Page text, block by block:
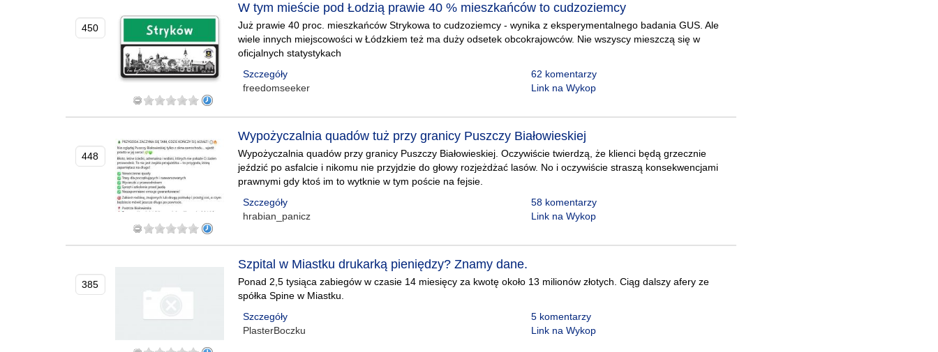
450
W tym mieście pod Łodzią prawie 40 % mieszkańców to cudzoziemcy
Już prawie 40 proc. mieszkańców Strykowa to cudzoziemcy - wynika z eksperymentalnego badania GUS. Ale
wiele innych miejscowości w Łódzkiem też ma duży odsetek obcokrajowców. Nie wszyscy mieszczą się w
oficjalnych statystykach
Szczegóły
freedomseeker
62 komentarzy
Link na Wykop
448
Wypożyczalnia quadów tuż przy granicy Puszczy Białowieskiej
Wypożyczalnia quadów przy granicy Puszczy Białowieskiej. Oczywiście twierdzą, że klienci będą grzecznie
jeździć po asfalcie i nikomu nie przyjdzie do głowy rozjeżdżać lasów. No i oczywiście straszą konsekwencjami
prawnymi gdy ktoś im to wytknie w tym poście na fejsie.
Szczegóły
hrabian_panicz
58 komentarzy
Link na Wykop
385
Szpital w Miastku drukarką pieniędzy? Znamy dane.
Ponad 2,5 tysiąca zabiegów w czasie 14 miesięcy za kwotę około 13 milionów złotych. Ciąg dalszy afery ze
spółka Spine w Miastku.
Szczegóły
PlasterBoczku
5 komentarzy
Link na Wykop